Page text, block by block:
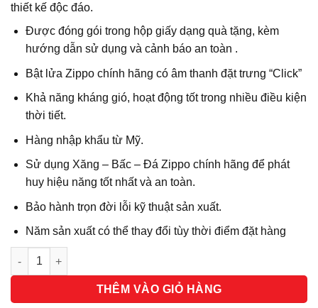
thiết kế độc đáo.
Được đóng gói trong hộp giấy dạng quà tặng, kèm
hướng dẫn sử dụng và cảnh báo an toàn .
Bật lửa Zippo chính hãng có âm thanh đặt trưng “Click”
Khả năng kháng gió, hoạt động tốt trong nhiều điều kiện
thời tiết.
Hàng nhập khẩu từ Mỹ.
Sử dụng Xăng – Bấc – Đá Zippo chính hãng để phát
huy hiệu năng tốt nhất và an toàn.
Bảo hành trọn đời lỗi kỹ thuật sản xuất.
Năm sản xuất có thể thay đổi tùy thời điểm đặt hàng
Số lượng
THÊM VÀO GIỎ HÀNG